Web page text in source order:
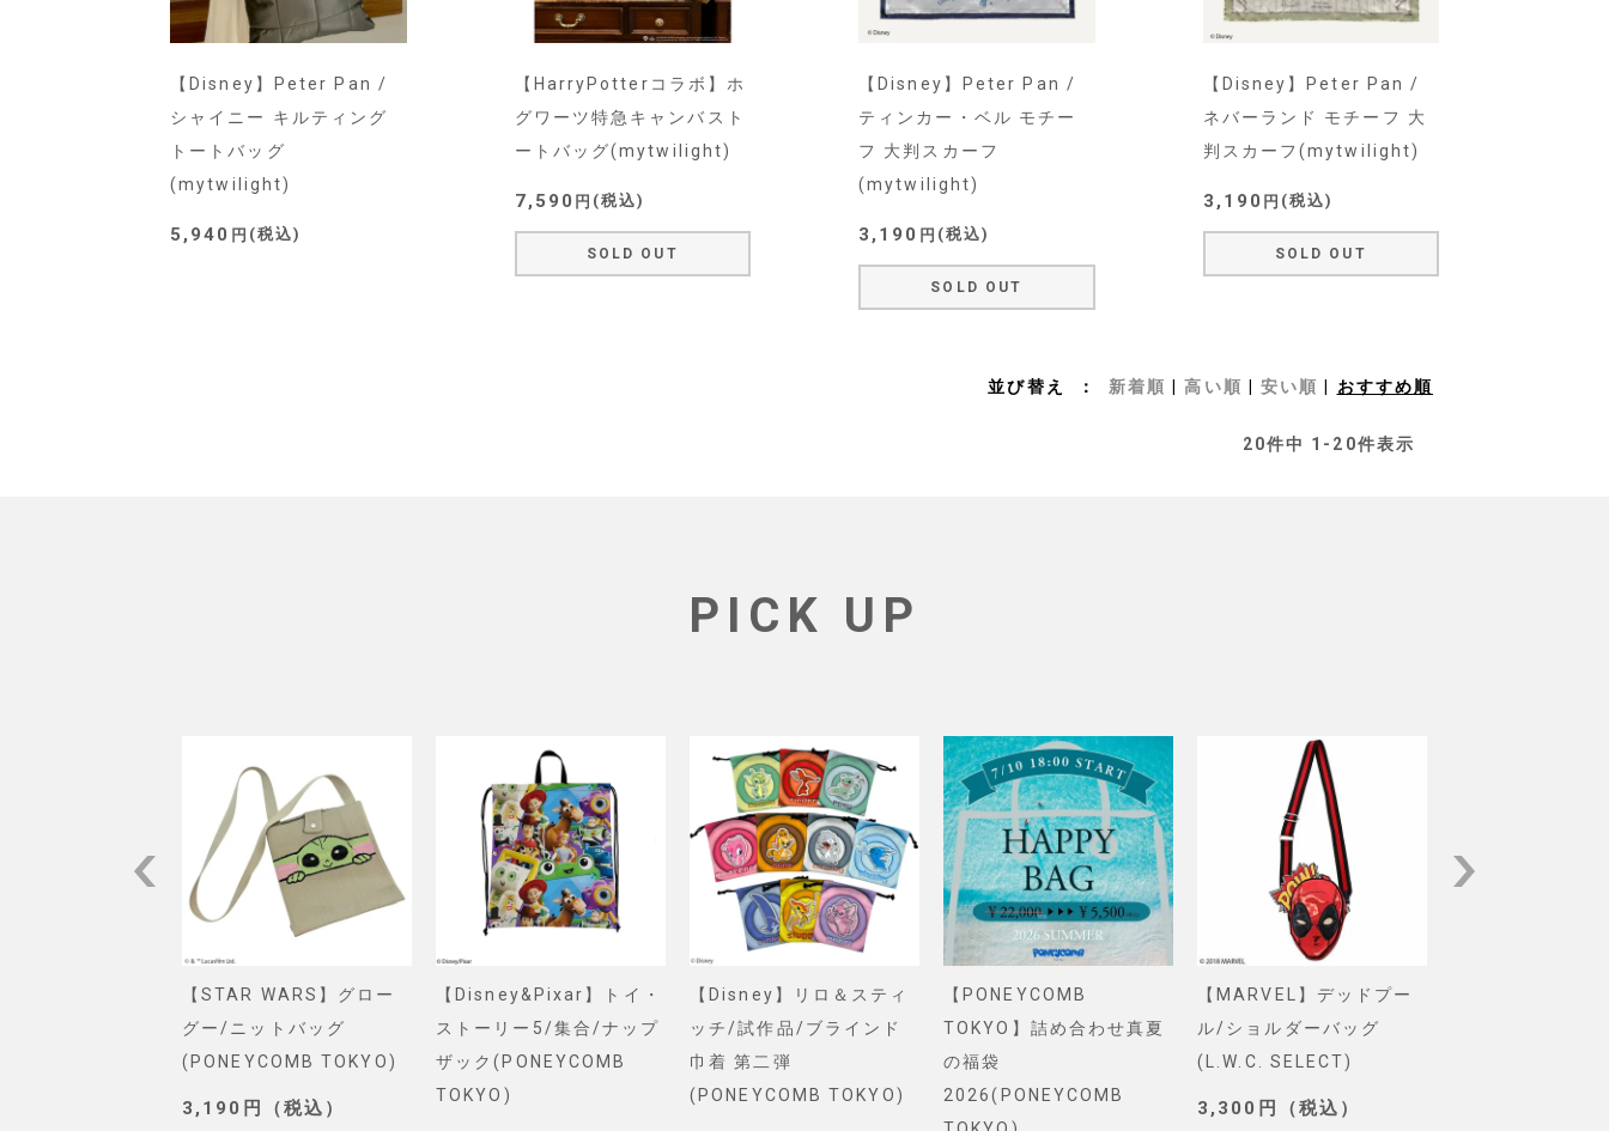
【Disney】Peter Pan /
シャイニー キルティング
トートバッグ
(mytwilight)
5,940 税込
【HarryPotterコラボ】ホ
グワーツ特急キャンバスト
ートバッグ(mytwilight)
7,590 税込
SOLD OUT
【Disney】Peter Pan /
ティンカー・ベル モチー
フ 大判スカーフ
(mytwilight)
3,190 税込
SOLD OUT
【Disney】Peter Pan /
ネバーランド モチーフ 大
判スカーフ(mytwilight)
3,190 税込
SOLD OUT
並び替え 新着順 高い順 安い順 おすすめ順
20件中 1 - 20件表示
PICK UP
【STAR WARS】グロー
グー/ニットバッグ
(PONEYCOMB TOKYO)
3,190円（税込）
【Disney&Pixar】トイ・
ストーリー5/集合/ナップ
ザック(PONEYCOMB
TOKYO)
【Disney】リロ＆スティ
ッチ/試作品/ブラインド
巾着 第二弾
(PONEYCOMB TOKYO)
【PONEYCOMB
TOKYO】詰め合わせ真夏
の福袋
2026(PONEYCOMB
【MARVEL】デッドプー
ル/ショルダーバッグ
(L.W.C. SELECT)
3,300円（税込）